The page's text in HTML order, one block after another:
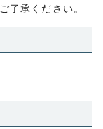
了承ください。